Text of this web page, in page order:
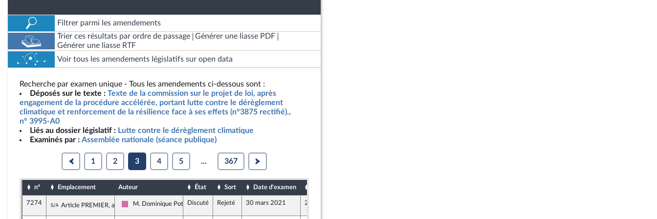
Filtrer parmi les amendements
Trier ces résultats par ordre de passage
Générer une liasse PDF
Générer une liasse RTF
Voir tous les amendements législatifs sur open data
Recherche par examen unique - Tous les amendements ci-dessous sont :
Déposés sur le texte : Texte de la commission sur le projet de loi, après
engagement de la procédure accélérée, portant lutte contre le dérèglement
climatique et renforcement de la résilience face à ses effets (n°3875 rectifié).,
n° 3995-A0
Liés au dossier législatif : Lutte contre le dérèglement climatique
Examinés par : Assemblée nationale (séance publique)
1 2 3 4 5 ... 367
n° Emplacement Auteur État Sort Date d'examen
7274 Sous-amendement de l'amendement n°7185
Article PREMIER, alinéa 2Socialistes et apparentés
M. Dominique PotierDiscuté Rejeté 30 mars 2021 29 mars 2021